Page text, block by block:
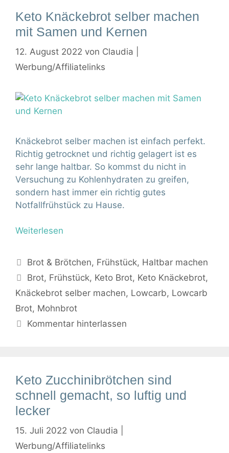
Keto Knäckebrot selber machen
mit Samen und Kernen
12. August 2022 von Claudia |
Werbung/Affiliatelinks
Knäckebrot selber machen ist einfach perfekt.
Richtig getrocknet und richtig gelagert ist es
sehr lange haltbar. So kommst du nicht in
Versuchung zu Kohlenhydraten zu greifen,
sondern hast immer ein richtig gutes
Notfallfrühstück zu Hause.
Weiterlesen
Kategorien
Brot & Brötchen, Frühstück, Haltbar machen
Schlagwörter
Brot, Frühstück, Keto Brot, Keto Knäckebrot,
Knäckebrot selber machen, Lowcarb, Lowcarb
Brot, Mohnbrot
Kommentar hinterlassen
Keto Zucchinibrötchen sind
schnell gemacht, so luftig und
lecker
15. Juli 2022 von Claudia |
Werbung/Affiliatelinks